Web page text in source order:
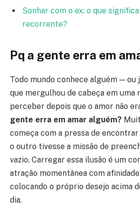
Sonhar com o ex: o que
recorrente?
Pq a gente erra em
Todo mundo conhece alguém — ou
que mergulhou de cabeça em uma
perceber depois que o amor não
gente erra em amar alguém?
começa com a pressa de encontrar
o outro tivesse a missão de
vazio. Carregar essa ilusão é um
atração momentânea com
colocando o próprio desejo acima
dia.